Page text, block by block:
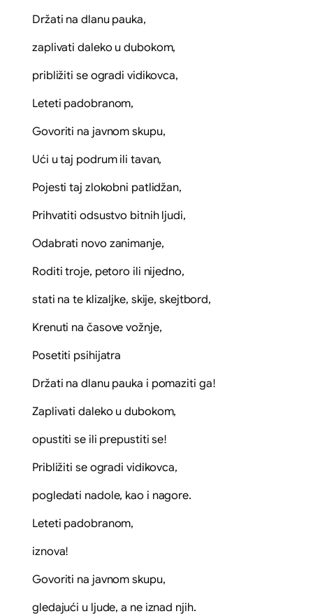
Držati na dlanu pauka,
zaplivati daleko u dubokom,
približiti se ogradi vidikovca,
Leteti padobranom,
Govoriti na javnom skupu,
Ući u taj podrum ili tavan,
Pojesti taj zlokobni patlidžan,
Prihvatiti odsustvo bitnih ljudi,
Odabrati novo zanimanje,
Roditi troje, petoro ili nijedno,
stati na te klizaljke, skije, skejtbord,
Krenuti na časove vožnje,
Posetiti psihijatra
Držati na dlanu pauka i pomaziti ga!
Zaplivati daleko u dubokom,
opustiti se ili prepustiti se!
Približiti se ogradi vidikovca,
pogledati nadole, kao i nagore.
Leteti padobranom,
iznova!
Govoriti na javnom skupu,
gledajući u ljude, a ne iznad njih.